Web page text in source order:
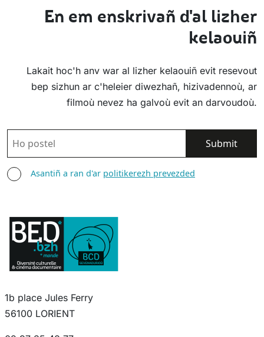
En em enskrivañ d'al lizher
kelaouiñ
Lakait hoc'h anv war al lizher kelaouiñ evit resevout
bep sizhun ar c'heleier diwezhañ, hizivadennoù, ar
filmoù nevez ha galvoù evit an darvoudoù.
POSTEL
ASANTIÑAsantiñ a ran d'ar politikerezh prevezded
1b place Jules Ferry
56100 LORIENT